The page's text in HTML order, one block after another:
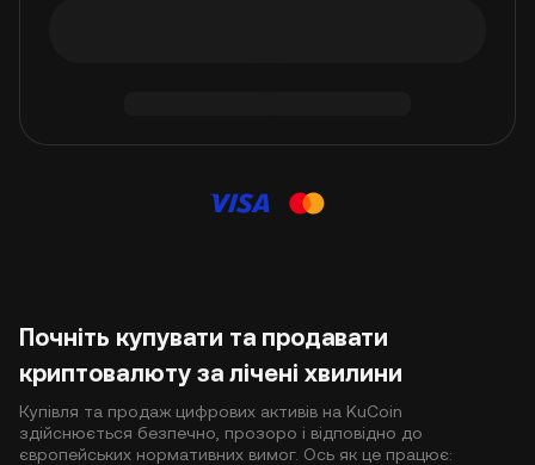
Почніть купувати та продавати
криптовалюту за лічені хвилини
Купівля та продаж цифрових активів на KuCoin
здійснюється безпечно, прозоро і відповідно до
європейських нормативних вимог. Ось як це працює: